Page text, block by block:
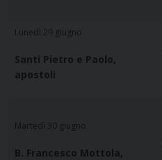
Lunedì 29 giugno
Santi Pietro e Paolo,
apostoli
Martedì 30 giugno
B. Francesco Mottola,